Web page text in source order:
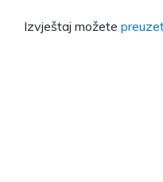
Izvještaj možete